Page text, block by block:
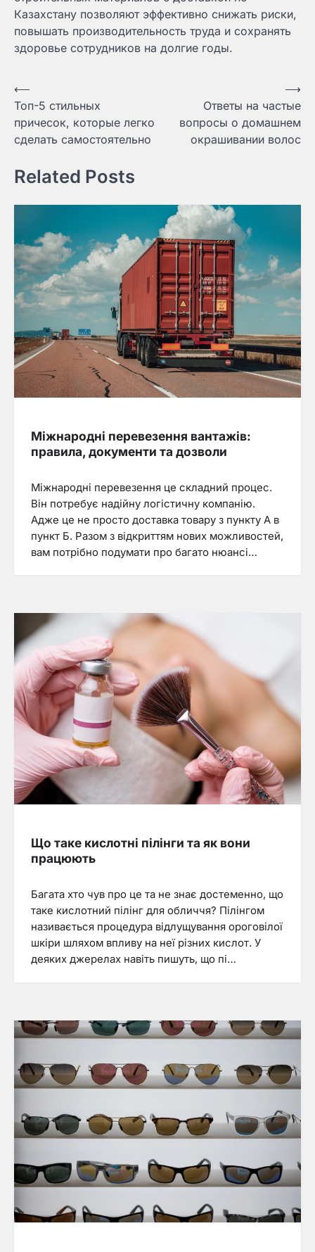
Казахстану позволяют эффективно снижать риски,
повышать производительность труда и сохранять
здоровье сотрудников на долгие годы.
Навигация
по
записям
⟵
Топ-5 стильных
причесок, которые легко
сделать самостоятельно
Ответы на частые
вопросы о домашнем
окрашивании волос
⟶
Related Posts
Міжнародні перевезення вантажів:
правила, документи та дозволи
Міжнародні перевезення це складний процес.
Він потребує надійну логістичну компанію.
Адже це не просто доставка товару з пункту А в
пункт Б. Разом з відкриттям нових можливостей,
вам потрібно подумати про багато нюансі…
Що таке кислотні пілінги та як вони
працюють
Багата хто чув про це та не знає достеменно, що
таке кислотний пілінг для обличчя? Пілінгом
називається процедура відлущування ороговілої
шкіри шляхом впливу на неї різних кислот. У
деяких джерелах навіть пишуть, що пі…